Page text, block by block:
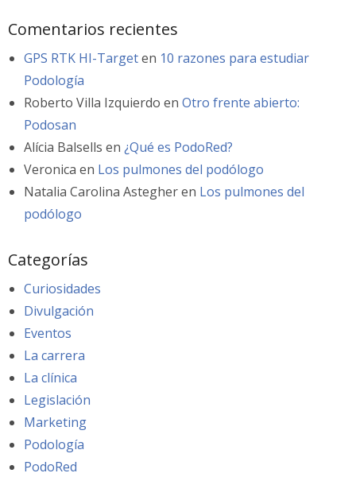
Comentarios recientes
GPS RTK HI-Targeten 10 razones para estudiar
Podología
Roberto Villa Izquierdo en Otro frente abierto:
Podosan
Alícia Balsells en ¿Qué es PodoRed?
Veronica en Los pulmones del podólogo
Natalia Carolina Astegheren Los pulmones del
podólogo
Categorías
Curiosidades
Divulgación
Eventos
La carrera
La clínica
Legislación
Marketing
Podología
PodoRed